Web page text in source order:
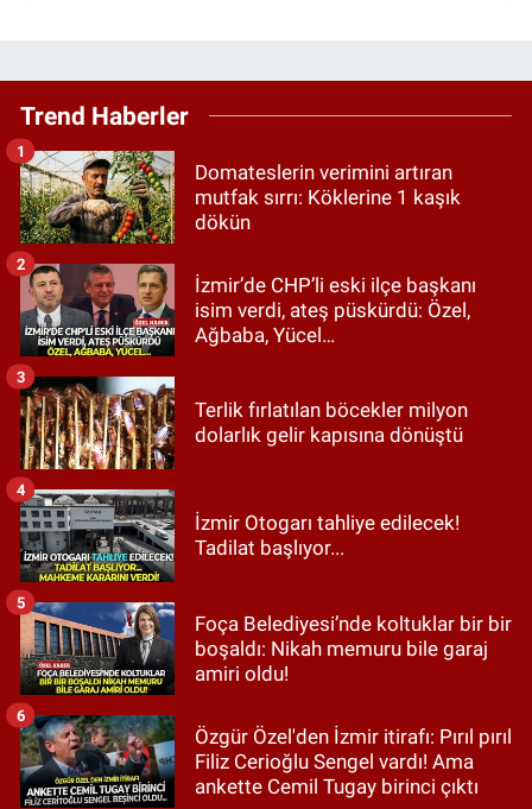
Trend Haberler
Domateslerin verimini artıran
mutfak sırrı: Köklerine 1 kaşık
dökün
1
İzmir’de CHP’li eski ilçe başkanı
isim verdi, ateş püskürdü: Özel,
Ağbaba, Yücel…
2
Terlik fırlatılan böcekler milyon
dolarlık gelir kapısına dönüştü
3
İzmir Otogarı tahliye edilecek!
Tadilat başlıyor...
4
Foça Belediyesi’nde koltuklar bir bir
boşaldı: Nikah memuru bile garaj
amiri oldu!
5
Özgür Özel'den İzmir itirafı: Pırıl pırıl
Filiz Cerioğlu Sengel vardı! Ama
ankette Cemil Tugay birinci çıktı
6